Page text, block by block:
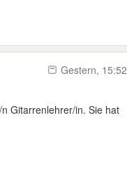
Gestern, 15:52
Gitarrenlehrer/in. Sie hat